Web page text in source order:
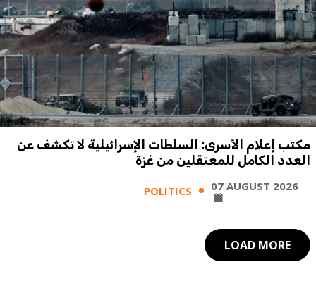
مكتب إعلام الأسرى: السلطات الإسرائيلية لا تكشف عن
العدد الكامل للمعتقلين من غزة
POLITICS 07 AUGUST 2026
LOAD MORE